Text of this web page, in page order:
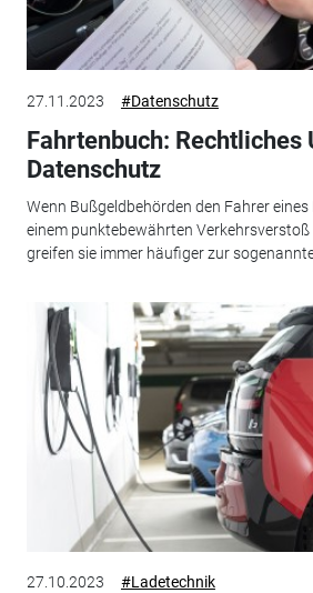
27.11.2023 #Datenschutz
Fahrtenbuch: Rechtliches
Datenschutz
Wenn Bußgeldbehörden den Fahrer
einem punktebewährten
greifen sie immer häufiger zur
27.10.2023 #Ladetechnik